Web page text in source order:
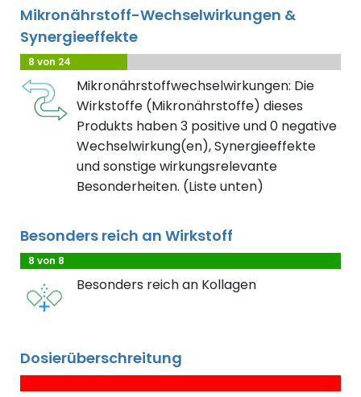
Mikronährstoff-Wechselwirkungen &
Synergieeffekte
8 von 24
Mikronährstoffwechselwirkungen: Die
Wirkstoffe (Mikronährstoffe) dieses
Produkts haben 3 positive und 0 negative
Wechselwirkung(en), Synergieeffekte
und sonstige wirkungsrelevante
Besonderheiten. (Liste unten)
Besonders reich an Wirkstoff
8 von 8
Besonders reich an Kollagen
Dosierüberschreitung